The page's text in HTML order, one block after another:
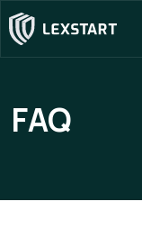
FAQ